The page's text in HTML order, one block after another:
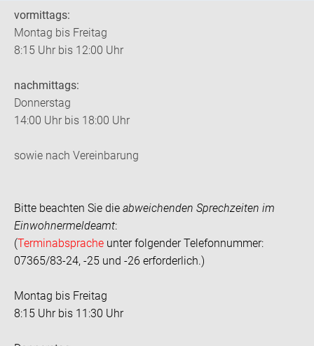
vormittags:
Montag bis Freitag
8:15 Uhr bis 12:00 Uhr
nachmittags:
Donnerstag
14:00 Uhr bis 18:00 Uhr
sowie nach Vereinbarung
Bitte beachten Sie die abweichenden Sprechzeiten im
Einwohnermeldeamt:
(Terminabsprache unter folgender Telefonnummer:
07365/83-24, -25 und -26 erforderlich.)
Montag bis Freitag
8:15 Uhr bis 11:30 Uhr